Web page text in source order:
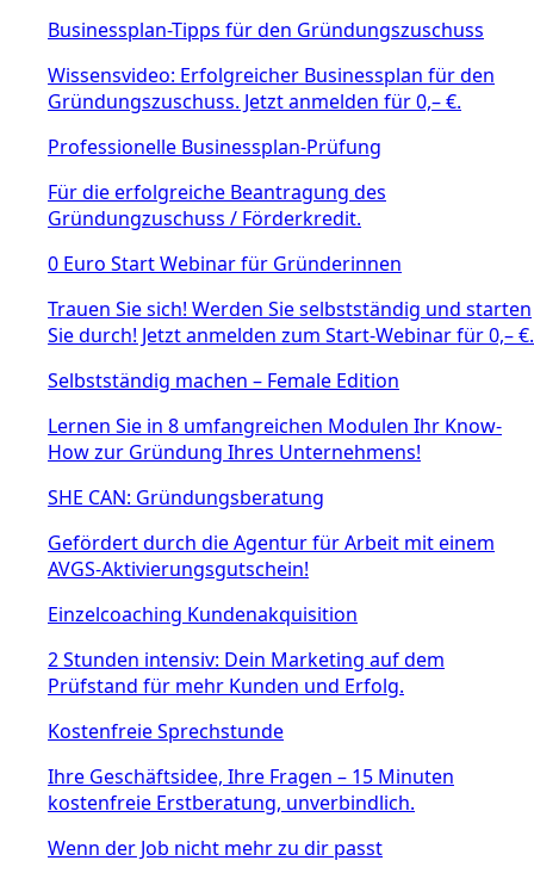
Businessplan-Tipps für den Gründungszuschuss
Wissensvideo: Erfolgreicher Businessplan für den
Gründungszuschuss. Jetzt anmelden für 0,– €.
Professionelle Businessplan-Prüfung
Für die erfolgreiche Beantragung des
Gründungzuschuss / Förderkredit.
0 Euro Start Webinar für Gründerinnen
Trauen Sie sich! Werden Sie selbstständig und starten
Sie durch! Jetzt anmelden zum Start-Webinar für 0,– €.
Selbstständig machen – Female Edition
Lernen Sie in 8 umfangreichen Modulen Ihr Know-
How zur Gründung Ihres Unternehmens!
SHE CAN: Gründungsberatung
Gefördert durch die Agentur für Arbeit mit einem
AVGS-Aktivierungsgutschein!
Einzelcoaching Kundenakquisition
2 Stunden intensiv: Dein Marketing auf dem
Prüfstand für mehr Kunden und Erfolg.
Kostenfreie Sprechstunde
Ihre Geschäftsidee, Ihre Fragen – 15 Minuten
kostenfreie Erstberatung, unverbindlich.
Wenn der Job nicht mehr zu dir passt